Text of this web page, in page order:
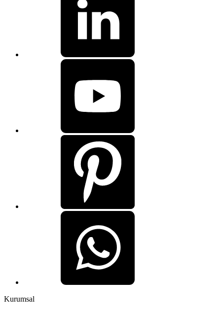
Kurumsal